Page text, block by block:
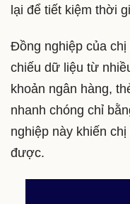
lại để tiết kiệm thời
Đồng nghiệp của chị
chiếu dữ liệu từ
khoản ngân hàng,
nhanh chóng chỉ
nghiệp này khiến
được.